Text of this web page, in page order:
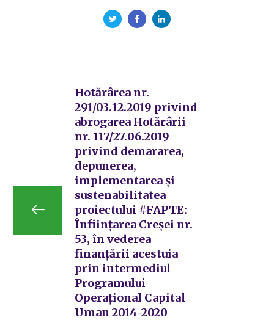
Hotărârea nr.
291/03.12.2019 privind
abrogarea Hotărârii
nr. 117/27.06.2019
privind demararea,
depunerea,
implementarea și
sustenabilitatea
proiectului #FAPTE:
Înființarea Creșei nr.
53, în vederea
finanțării acestuia
prin intermediul
Programului
Operațional Capital
Uman 2014-2020